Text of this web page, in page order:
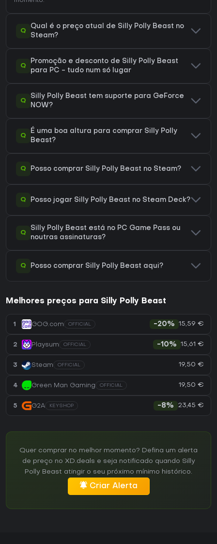
Q
Qual é o preço atual de Silly Polly Beast no
Steam?
Q
Promoção e desconto de Silly Polly Beast
para PC - tudo num só lugar
Q
Silly Polly Beast tem suporte para GeForce
NOW?
Q
É uma boa altura para comprar Silly Polly
Beast?
Q Posso comprar Silly Polly Beast no Steam?
Q Posso jogar Silly Polly Beast no Steam Deck?
Q
Silly Polly Beast está no PC Game Pass ou
noutras assinaturas?
Q Posso comprar Silly Polly Beast aqui?
Melhores preços para Silly Polly Beast
1 GOG.com OFFICIAL -20% 15,59 €
2 Playsum OFFICIAL -10% 15,61 €
3 Steam OFFICIAL 19,50 €
4 Green Man Gaming OFFICIAL 19,50 €
5 G2A KEYSHOP -8% 23,45 €
Quer comprar no melhor momento? Defina um alerta
de preço no XD.deals e seja notificado quando Silly
Polly Beast atingir o seu próximo mínimo histórico.
Criar Alerta